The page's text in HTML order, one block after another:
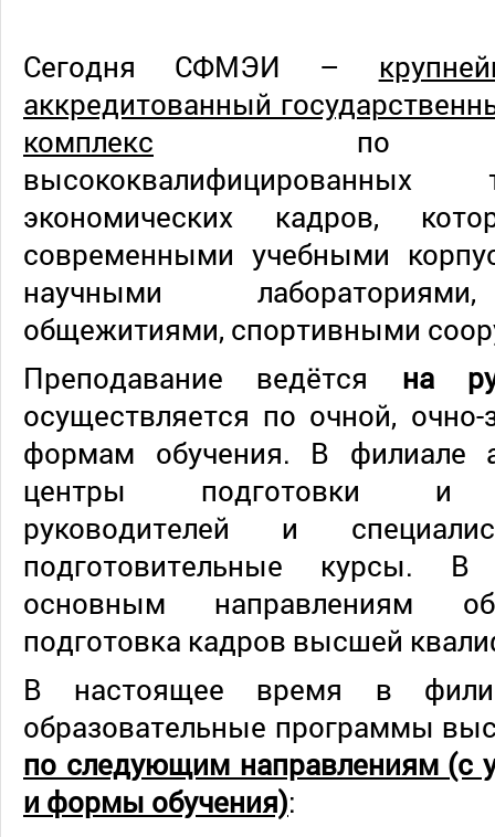
Сегодня СФМЭИ –
аккредитованный
комплекс по
экономических кадров,
современными учебными
научными
общежитиями, спортивными
Преподавание ведётся на
осуществляется по очной,
формам обучения. В филиале
центры подготовки и
руководителей и
подготовительные курсы. В
основным направлениям
подготовка кадров высшей
В настоящее время в
образовательные программы
по следующим направлениям (с
и формы обучения):